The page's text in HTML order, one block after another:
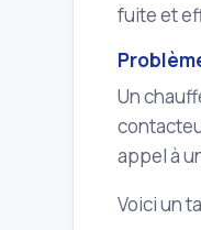
fuite et
Un
appel à
Voici un